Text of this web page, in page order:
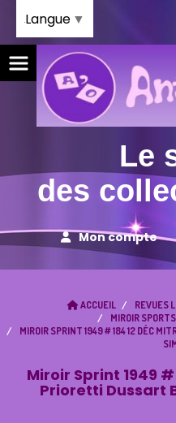
Le
des
Mon compte
ACCUEIL REVUES
MIROIR
MIROIR SPRINT 1949 # 184 12 DÉC
Miroir Sprint 1949 #
Prioretti Dussart
Langue ▼